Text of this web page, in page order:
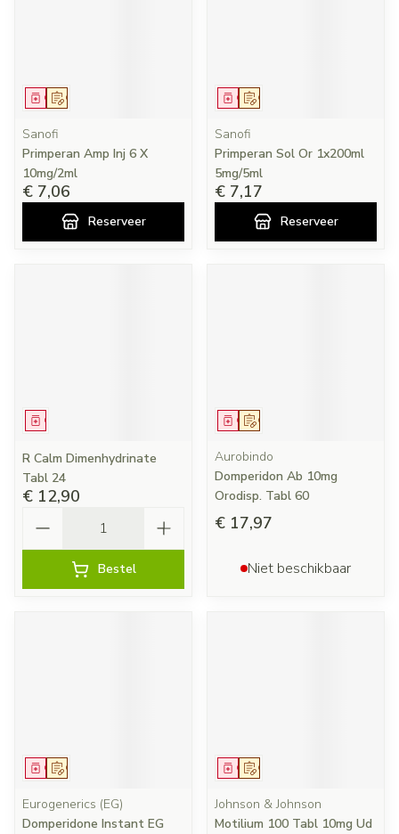
Op voorschrift
Geneesmiddel
Sanofi
Primperan Amp Inj 6 X
10mg/2ml
€ 7,06
Reserveer
Op voorschrift
Geneesmiddel
Sanofi
Primperan Sol Or 1x200ml
5mg/5ml
€ 7,17
Reserveer
Geneesmiddel
R Calm Dimenhydrinate
Tabl 24
€ 12,90
Bestel
Op voorschrift
Geneesmiddel
Aurobindo
Domperidon Ab 10mg
Orodisp. Tabl 60
€ 17,97
Niet beschikbaar
Op voorschrift
Geneesmiddel
Eurogenerics (EG)
Domperidone Instant EG
Op voorschrift
Geneesmiddel
Johnson & Johnson
Motilium 100 Tabl 10mg Ud